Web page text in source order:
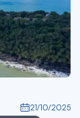
21/10/2025